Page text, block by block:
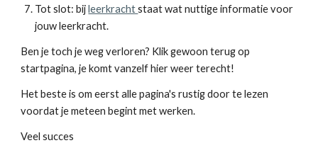
Tot slot: bijleerkrachtstaat wat nuttige informatie voor
jouw leerkracht.
Ben je toch je weg verloren? Klik gewoon terug op
startpagina, je komt vanzelf hier weer terecht!
Het beste is om eerst alle pagina's rustig door te lezen
voordat je meteen begint met werken.
Veel succes